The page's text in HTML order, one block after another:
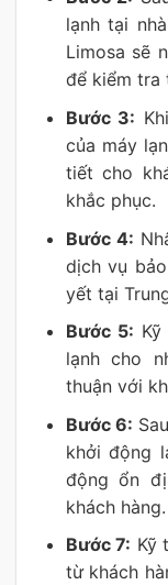
lạnh tại
Limosa sẽ
để kiểm tra
Bước 3:
của máy
tiết cho
khắc phục.
Bước 4:
dịch vụ
yết tại
Bước 5:
lạnh cho
thuận với
Bước 6:
khởi động
động ổn
khách hàng.
Bước 7: Kỹ
từ khách